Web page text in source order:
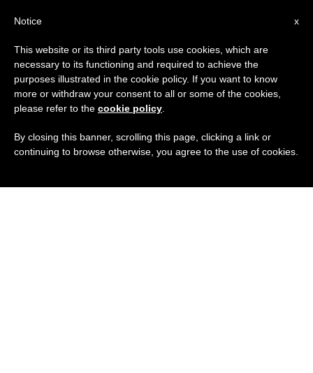
x
Notice
This website or its third party tools use cookies, which are
necessary to its functioning and required to achieve the
purposes illustrated in the cookie policy. If you want to know
more or withdraw your consent to all or some of the cookies,
please refer to the cookie policy
By closing this banner, scrolling this page, clicking a link or
continuing to browse otherwise, you agree to the use of cookies.